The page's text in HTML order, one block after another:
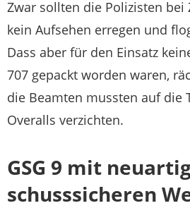
Zwar sollten die Polizisten bei
kein Aufsehen erregen und
Dass aber für den Einsatz
707 gepackt worden waren,
die Beamten mussten auf die
Overalls verzichten.
GSG 9 mit
schusssicheren